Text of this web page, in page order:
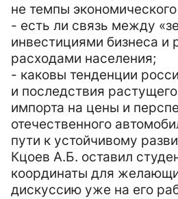
не темпы
- есть ли связь между
инвестициями бизнеса и
расходами населения;
- каковы тенденции
и последствия растущего
импорта на цены и
отечественного
пути к устойчивому
Кцоев А.Б. оставил
координаты для
дискуссию уже на его